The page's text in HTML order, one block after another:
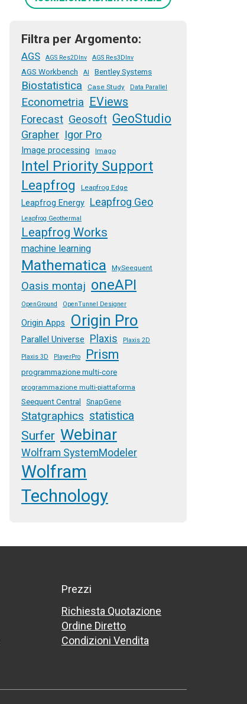
Filtra per Argomento:
AGS AGS Res2DInv AGS Res3DInv
AGS Workbench AI Bentley Systems
Biostatistica Case Study Data Parallel
Econometria EViews
Forecast Geosoft GeoStudio
Grapher Igor Pro
Image processing Imago
Intel Priority Support
Leapfrog Leapfrog Edge
Leapfrog Energy Leapfrog Geo
Leapfrog Geothermal
Leapfrog Works
machine learning
Mathematica MySeequent
Oasis montaj oneAPI
OpenGround OpenTunnel Designer
Origin Apps Origin Pro
Parallel Universe Plaxis Plaxis 2D
Plaxis 3D PlayerPro Prism
programmazione multi-core
programmazione multi-piattaforma
Seequent Central SnapGene
Statgraphics statistica
Surfer Webinar
Wolfram SystemModeler
Wolfram
Technology
Prezzi
Richiesta Quotazione
Ordine Diretto
Condizioni Vendita